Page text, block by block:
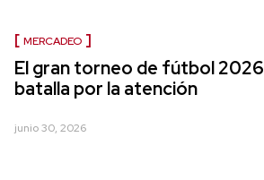
MERCADEO
El gran torneo de fútbol
batalla por la atención
junio 30, 2026